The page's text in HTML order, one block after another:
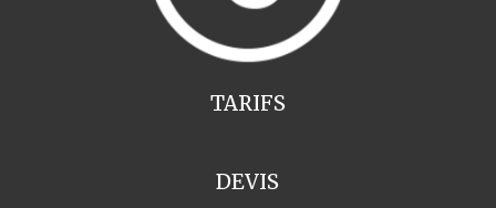
TARIFS
DEVIS